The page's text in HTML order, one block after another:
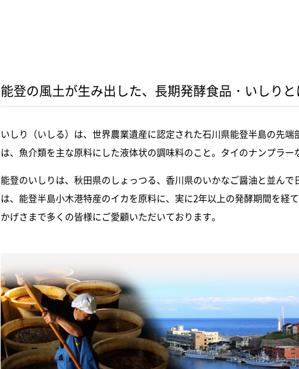
能登の風土が生み出した、長期発酵食品・いしりと
いしり（いしる）は、世界農業遺産に認定された石川県能登半島の先
は、魚介類を主な原料にした液体状の調味料のこと。タイのナンプラー
能登のいしりは、秋田県のしょっつる、香川県のいかなご醤油と並ん
は、能登半島小木港特産のイカを原料に、実に2年以上の発酵期間を経
かげさまで多くの皆様にご愛顧いただいております。